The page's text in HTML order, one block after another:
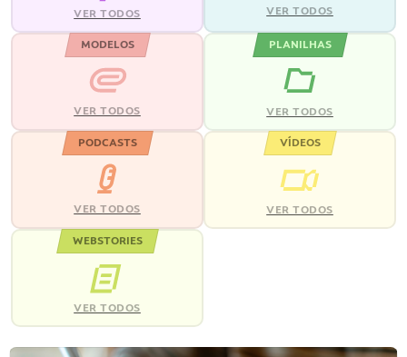
VER TODOS VER TODOS
MODELOS
VER TODOS
PLANILHAS
VER TODOS
PODCASTS
VER TODOS
VÍDEOS
VER TODOS
WEBSTORIES
VER TODOS